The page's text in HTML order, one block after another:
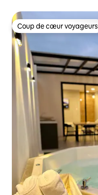
Coup de cœur voyageurs
Coup de cœur voyageurs